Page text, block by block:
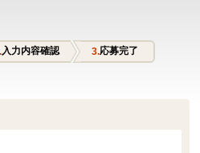
入力内容確認 応募完了